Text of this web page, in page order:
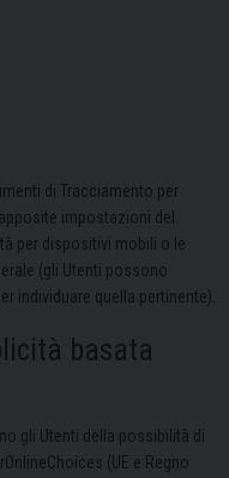
di Tracciamento per
impostazioni del
per dispositivi mobili o le
(gli Utenti possono
individuare quella pertinente).
basata
gli Utenti della possibilità di
(UE e Regno